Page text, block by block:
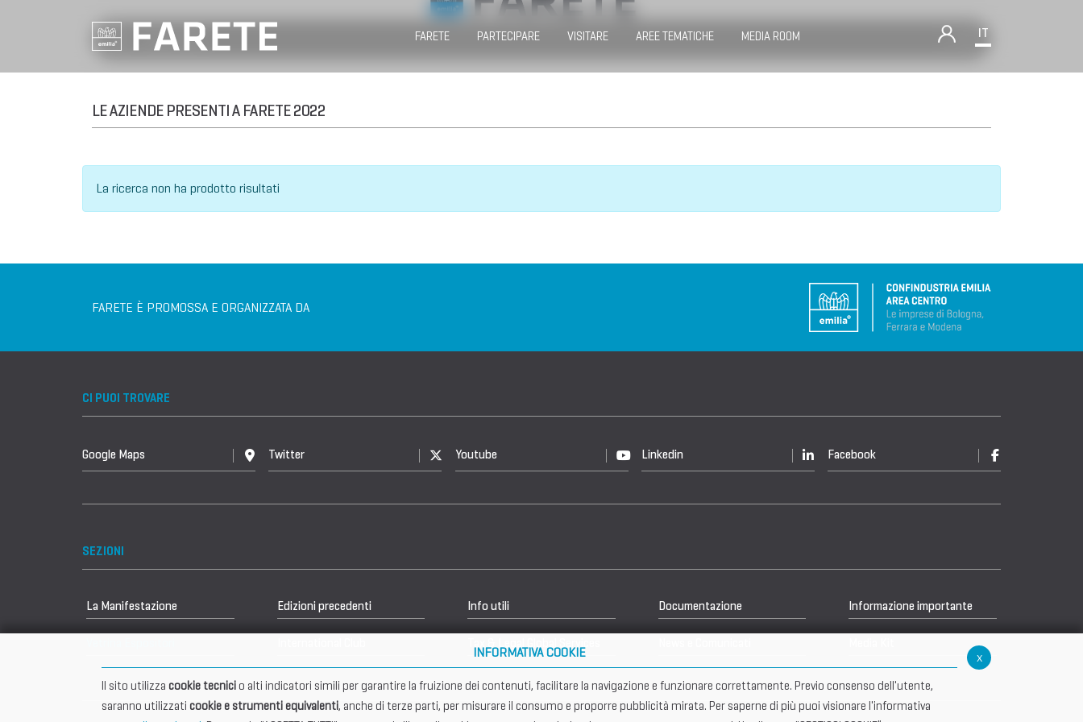
FARETE PARTECIPARE VISITARE AREE TEMATICHE MEDIA ROOM IT
LE AZIENDE PRESENTI A FARETE 2022
La ricerca non ha prodotto risultati
FARETE È PROMOSSA E ORGANIZZATA DA
CI PUOI TROVARE
Google Maps Twitter Youtube Linkedin Facebook
SEZIONI
La Manifestazione Edizioni precedenti Info utili Documentazione Informazione importante
x
INFORMATIVA COOKIE
Il sito utilizza cookie tecnici o alti indicatori simili per garantire la fruizione dei contenuti, facilitare la navigazione e funzionare correttamente. Previo consenso dell'utente,
saranno utilizzati cookie e strumenti equivalenti, anche di terze parti, per misurare il consumo e proporre pubblicità mirata. Per saperne di più puoi visionare l'informativa